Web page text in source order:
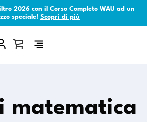
2026 con il Corso Completo WAU ad un
speciale! Scopri di più
matematica